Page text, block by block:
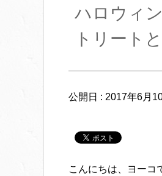
ハロウィ
トリート
公開日 : 2017年6月
こんにちは、ヨーコ